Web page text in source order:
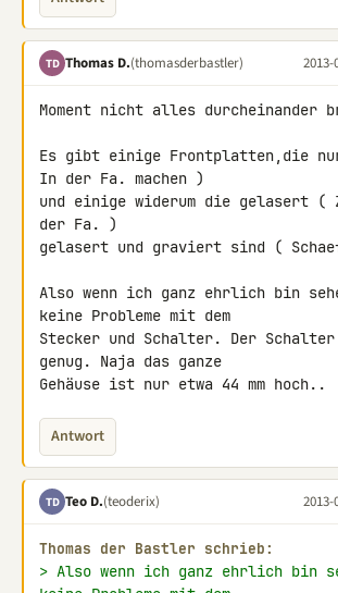
TD Thomas D.(thomasderbastler) 2013-
Moment nicht alles durcheinander
Es gibt einige Frontplatten,die
In der Fa. machen )
und einige widerum die gelasert (
der Fa. )
gelasert und graviert sind (
Also wenn ich ganz ehrlich bin
keine Probleme mit dem
Stecker und Schalter. Der
genug. Naja das ganze
Gehäuse ist nur etwa 44 mm hoch..
Antwort
TD Teo D.(teoderix) 2013-
Thomas der Bastler schrieb:
> Also wenn ich ganz ehrlich bin